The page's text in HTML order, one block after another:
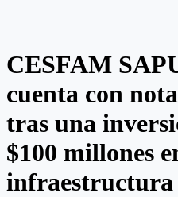
CESFAM
cuenta con
tras una
$100 millones
infraestructura